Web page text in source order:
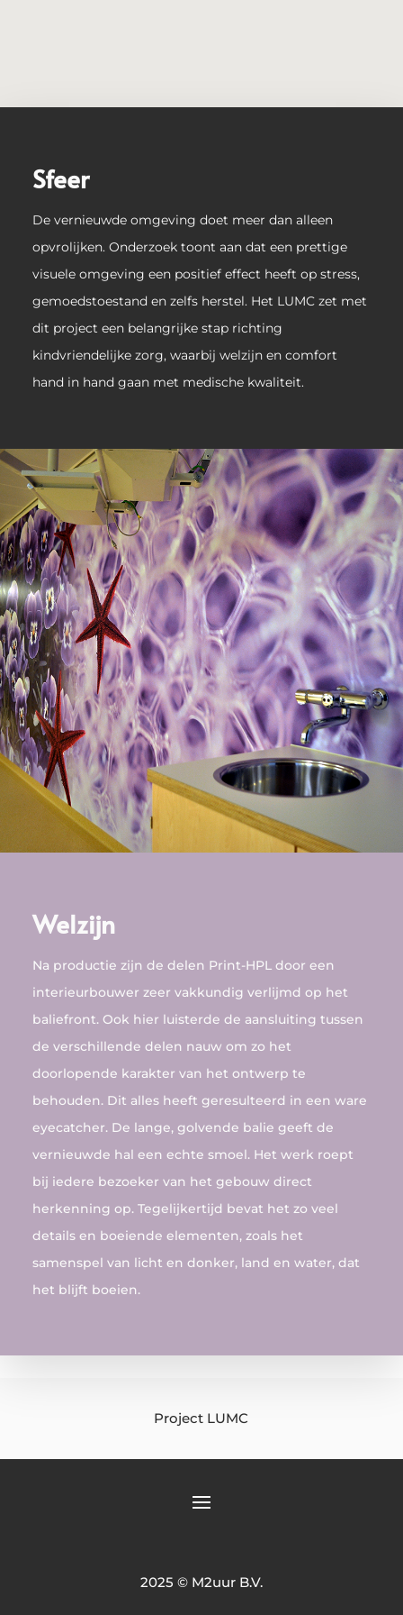
Sfeer
De vernieuwde omgeving doet meer dan alleen
opvrolijken. Onderzoek toont aan dat een prettige
visuele omgeving een positief effect heeft op stress,
gemoedstoestand en zelfs herstel. Het LUMC zet met
dit project een belangrijke stap richting
kindvriendelijke zorg, waarbij welzijn en comfort
hand in hand gaan met medische kwaliteit.
Welzijn
Na productie zijn de delen Print-HPL door een
interieurbouwer zeer vakkundig verlijmd op het
baliefront. Ook hier luisterde de aansluiting tussen
de verschillende delen nauw om zo het
doorlopende karakter van het ontwerp te
behouden. Dit alles heeft geresulteerd in een ware
eyecatcher. De lange, golvende balie geeft de
vernieuwde hal een echte smoel. Het werk roept
bij iedere bezoeker van het gebouw direct
herkenning op. Tegelijkertijd bevat het zo veel
details en boeiende elementen, zoals het
samenspel van licht en donker, land en water, dat
het blijft boeien.
Project LUMC
2025 © M2uur B.V.